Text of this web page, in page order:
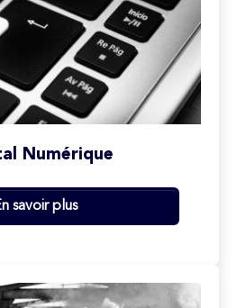
Numérique
savoir plus